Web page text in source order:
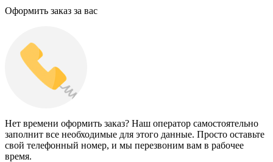
Оформить заказ за вас
Нет времени оформить заказ? Наш оператор самостоятельно
заполнит все необходимые для этого данные. Просто оставьте
свой телефонный номер, и мы перезвоним вам в рабочее
время.